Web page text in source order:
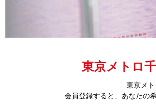
東京メトロ
東京メ
会員登録すると、あなたの